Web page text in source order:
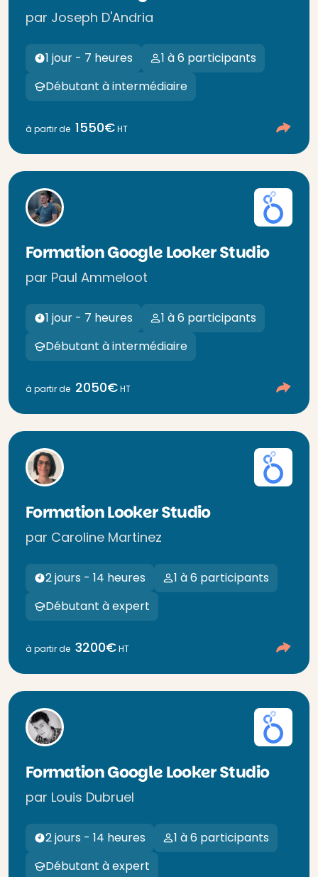
par Joseph D'Andria
1 jour - 7 heures
1 à 6 participants
Débutant à intermédiaire
à partir de 1550€HT
Formation Google Looker Studio
par Paul Ammeloot
1 jour - 7 heures
1 à 6 participants
Débutant à intermédiaire
à partir de 2050€HT
Formation Looker Studio
par Caroline Martinez
2 jours - 14 heures
1 à 6 participants
Débutant à expert
à partir de 3200€HT
Formation Google Looker Studio
par Louis Dubruel
2 jours - 14 heures
1 à 6 participants
Débutant à expert